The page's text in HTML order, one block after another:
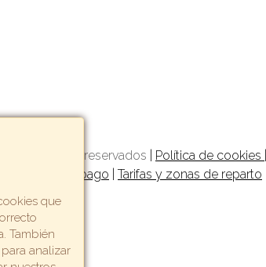
los derechos reservados Política de cookies
Formas de pago Tarifas y zonas de reparto
que
También
analizar